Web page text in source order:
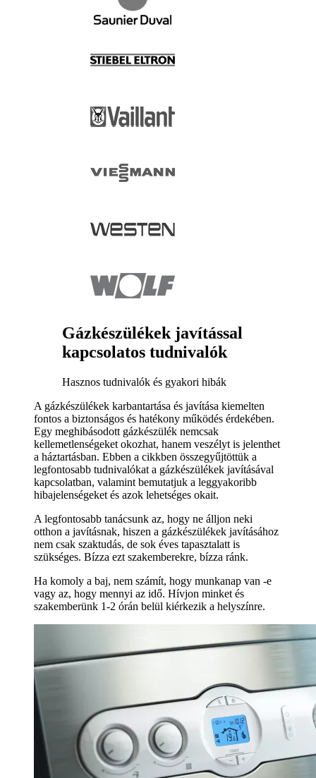
Gázkészülékek javítással
kapcsolatos tudnivalók
Hasznos tudnivalók és gyakori hibák
A gázkészülékek karbantartása és javítása kiemelten
fontos a biztonságos és hatékony működés érdekében.
Egy meghibásodott gázkészülék nemcsak
kellemetlenségeket okozhat, hanem veszélyt is jelenthet
a háztartásban. Ebben a cikkben összegyűjtöttük a
legfontosabb tudnivalókat a gázkészülékek javításával
kapcsolatban, valamint bemutatjuk a leggyakoribb
hibajelenségeket és azok lehetséges okait.
A legfontosabb tanácsunk az, hogy ne álljon neki
otthon a javításnak, hiszen a gázkészülékek javításához
nem csak szaktudás, de sok éves tapasztalatt is
szükséges. Bízza ezt szakemberekre, bízza ránk.
Ha komoly a baj, nem számít, hogy munkanap van -e
vagy az, hogy mennyi az idő. Hívjon minket és
szakemberünk 1-2 órán belül kiérkezik a helyszínre.